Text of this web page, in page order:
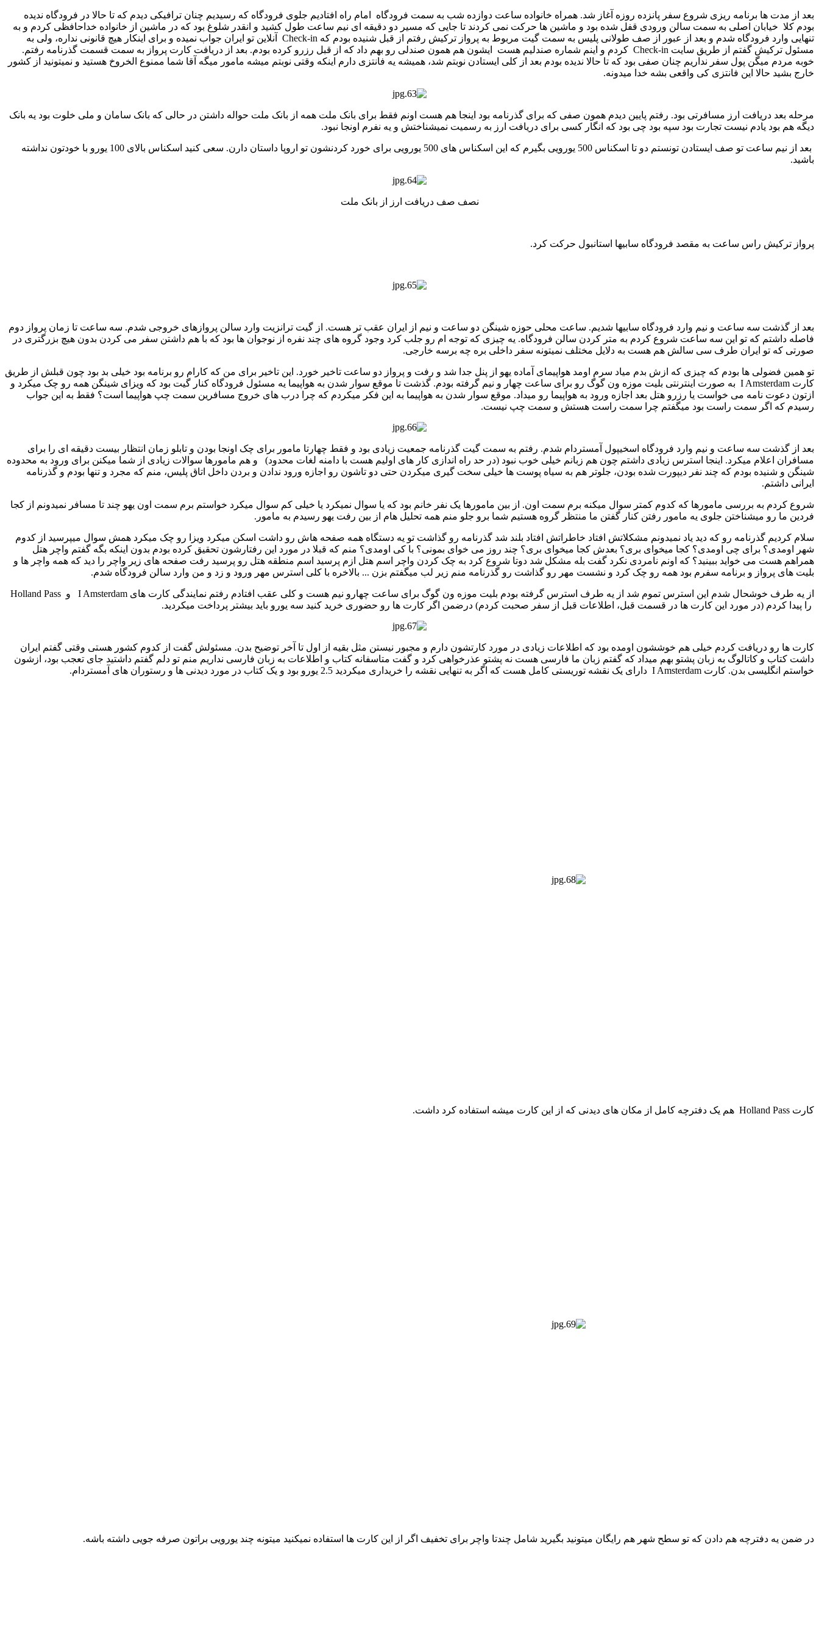
بعد از مدت ها برنامه ریزی شروع سفر پانزده روزه آغاز شد. همراه خانواده ساعت دوازده شب به سمت فرودگاه امام راه افتادیم جلوی فرودگاه که رسیدیم چنان ترافیکی دیدم که تا حالا در فرودگاه ندیده
بودم کلا خیابان اصلی به سمت سالن ورودی قفل شده بود و ماشین ها حرکت نمی کردند تا جایی که مسیر دو دقیقه ای نیم ساعت طول کشید و انقدر شلوغ بود که در ماشین از خانواده خداحافظی کردم و به
تنهایی وارد فرودگاه شدم و بعد از عبور از صف طولانی پلیس به سمت گیت مربوط به پرواز ترکیش رفتم از قبل شنیده بودم که Check-in آنلاین تو ایران جواب نمیده و برای اینکار هیچ قانونی نداره، ولی به
مسئول ترکیش گفتم از طریق سایت Check-in کردم و اینم شماره صندلیم هست ایشون هم همون صندلی رو بهم داد که از قبل رزرو کرده بودم. بعد از دریافت کارت پرواز به سمت قسمت گذرنامه رفتم.
خوبه مردم میگن پول سفر نداریم چنان صفی بود که تا حالا ندیده بودم بعد از کلی ایستادن نوبتم شد، همیشه یه فانتزی دارم اینکه وقتی نوبتم میشه مامور میگه آقا شما ممنوع الخروخ هستید و نمیتونید از کشور
خارج بشید حالا این فانتزی کی واقعی بشه خدا میدونه.
مرحله بعد دریافت ارز مسافرتی بود. رفتم پایین دیدم همون صفی که برای گذرنامه بود اینجا هم هست اونم فقط برای بانک ملت همه از بانک ملت حواله داشتن در حالی که بانک سامان و ملی خلوت بود یه بانک
دیگه هم بود یادم نیست تجارت بود سپه بود چی بود که انگار کسی برای دریافت ارز به رسمیت نمیشناختش و یه نفرم اونجا نبود.
بعد از نیم ساعت تو صف ایستادن تونستم دو تا اسکناس 500 یورویی بگیرم که این اسکناس های 500 یورویی برای خورد کردنشون تو اروپا داستان دارن. سعی کنید اسکناس بالای 100 یورو با خودتون نداشته
باشید.
نصف صف دریافت ارز از بانک ملت
پرواز ترکیش راس ساعت به مقصد فرودگاه سابیها استانبول حرکت کرد.
بعد از گذشت سه ساعت و نیم وارد فرودگاه سابیها شدیم. ساعت محلی حوزه شینگن دو ساعت و نیم از ایران عقب تر هست. از گیت ترانزیت وارد سالن پروازهای خروجی شدم. سه ساعت تا زمان پرواز دوم
فاصله داشتم که تو این سه ساعت شروع کردم به متر کردن سالن فرودگاه. یه چیزی که توجه ام رو جلب کرد وجود گروه های چند نفره از نوجوان ها بود که با هم داشتن سفر می کردن بدون هیچ بزرگتری در
صورتی که تو ایران طرف سی سالش هم هست به دلایل مختلف نمیتونه سفر داخلی بره چه برسه خارجی.
تو همین فضولی ها بودم که چیزی که ازش بدم میاد سرم اومد هواپیمای آماده یهو از پنل جدا شد و رفت و پرواز دو ساعت تاخیر خورد. این تاخیر برای من که کارام رو برنامه بود خیلی بد بود چون قبلش از طریق
کارت I Amsterdam به صورت اینترنتی بلیت موزه ون گوگ رو برای ساعت چهار و نیم گرفته بودم. گذشت تا موقع سوار شدن به هواپیما یه مسئول فرودگاه کنار گیت بود که ویزای شینگن همه رو چک میکرد و
ازتون دعوت نامه می خواست یا رزرو هتل بعد اجازه ورود به هواپیما رو میداد. موقع سوار شدن به هواپیما به این فکر میکردم که چرا درب های خروج مسافرین سمت چپ هواپیما است؟ فقط به این جواب
رسیدم که اگر سمت راست بود میگفتم چرا سمت راست هستش و سمت چپ نیست.
بعد از گذشت سه ساعت و نیم وارد فرودگاه اسخیپول آمستردام شدم. رفتم به سمت گیت گذرنامه جمعیت زیادی بود و فقط چهارتا مامور برای چک اونجا بودن و تابلو زمان انتظار بیست دقیقه ای را برای
مسافران اعلام میکرد. اینجا استرس زیادی داشتم چون هم زبانم خیلی خوب نبود (در حد راه اندازی کار های اولیم هست با دامنه لغات محدود) و هم مامورها سوالات زیادی از شما میکنن برای ورود به محدوده
شینگن و شنیده بودم که چند نفر دیپورت شده بودن، جلوتر هم به سیاه پوست ها خیلی سخت گیری میکردن حتی دو تاشون رو اجازه ورود ندادن و بردن داخل اتاق پلیس، منم که مجرد و تنها بودم و گذرنامه
ایرانی داشتم.
شروع کردم به بررسی مامورها که کدوم کمتر سوال میکنه برم سمت اون. از بین مامورها یک نفر خانم بود که یا سوال نمیکرد یا خیلی کم سوال میکرد خواستم برم سمت اون یهو چند تا مسافر نمیدونم از کجا
فردین ما رو میشناختن جلوی یه مامور رفتن کنار گفتن ما منتظر گروه هستیم شما برو جلو منم همه تحلیل هام از بین رفت یهو رسیدم به مامور.
سلام کردیم گذرنامه رو که دید یاد نمیدونم مشکلاتش افتاد خاطراتش افتاد بلند شد گذرنامه رو گذاشت تو یه دستگاه همه صفحه هاش رو داشت اسکن میکرد ویزا رو چک میکرد همش سوال میپرسید از کدوم
شهر اومدی؟ برای چی اومدی؟ کجا میخوای بری؟ بعدش کجا میخوای بری؟ چند روز می خوای بمونی؟ با کی اومدی؟ منم که قبلا در مورد این رفتارشون تحقیق کرده بودم بدون اینکه بگه گفتم واچر هتل
همراهم هست می خواید ببینید؟ که اونم نامردی نکرد گفت بله مشکل شد دوتا شروع کرد به چک کردن واچر اسم هتل ازم پرسید اسم منطقه هتل رو پرسید رفت صفحه های زیر واچر را دید که همه واچر ها و
بلیت های پرواز و برنامه سفرم بود همه رو چک کرد و نشست مهر رو گذاشت رو گذرنامه منم زیر لب میگفتم بزن ... بالاخره با کلی استرس مهر ورود و زد و من وارد سالن فرودگاه شدم.
از یه طرف خوشحال شدم این استرس تموم شد از یه طرف استرس گرفته بودم بلیت موزه ون گوگ برای ساعت چهارو نیم هست و کلی عقب افتادم رفتم نمایندگی کارت های I Amsterdam و Holland Pass
را پیدا کردم (در مورد این کارت ها در قسمت قبل، اطلاعات قبل از سفر صحبت کردم) درضمن اگر کارت ها رو حضوری خرید کنید سه یورو باید بیشتر پرداخت میکردید.
کارت ها رو دریافت کردم خیلی هم خوششون اومده بود که اطلاعات زیادی در مورد کارتشون دارم و مجبور نیستن مثل بقیه از اول تا آخر توضیح بدن. مسئولش گفت از کدوم کشور هستی وقتی گفتم ایران
داشت کتاب و کاتالوگ به زبان پشتو بهم میداد که گفتم زبان ما فارسی هست نه پشتو عذرخواهی کرد و گفت متاسفانه کتاب و اطلاعات به زبان فارسی نداریم منم تو دلم گفتم داشتید جای تعجب بود، ازشون
خواستم انگلیسی بدن. کارت I Amsterdam دارای یک نقشه توریستی کامل هست که اگر به تنهایی نقشه را خریداری میکردید 2.5 یورو بود و یک کتاب در مورد دیدنی ها و رستوران های آمستردام.
کارت Holland Pass هم یک دفترچه کامل از مکان های دیدنی که از این کارت میشه استفاده کرد داشت.
در ضمن یه دفترچه هم دادن که تو سطح شهر هم رایگان میتونید بگیرید شامل چندتا واچر برای تخفیف اگر از این کارت ها استفاده نمیکنید میتونه چند یورویی براتون صرفه جویی داشته باشه.